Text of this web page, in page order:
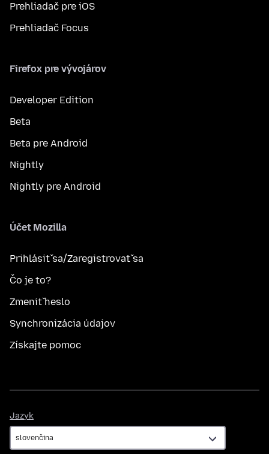
Prehliadač pre iOS
Prehliadač Focus
Firefox pre vývojárov
Developer Edition
Beta
Beta pre Android
Nightly
Nightly pre Android
Účet Mozilla
Prihlásiť sa/Zaregistrovať sa
Čo je to?
Zmeniť heslo
Synchronizácia údajov
Získajte pomoc
Jazyk